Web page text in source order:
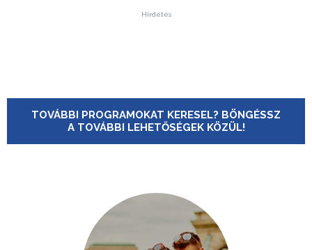
Hirdetés
TOVÁBBI PROGRAMOKAT KERESEL? BÖNGÉSSZ
A TOVÁBBI LEHETŐSÉGEK KÖZÜL!